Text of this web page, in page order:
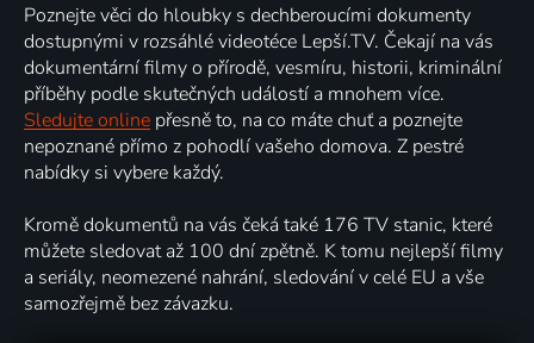
Poznejte věci do hloubky s dechberoucími dokumenty
dostupnými v rozsáhlé videotéce Lepší.TV. Čekají na vás
dokumentární filmy o přírodě, vesmíru, historii, kriminální
příběhy podle skutečných událostí a mnohem více.
Sledujte online přesně to, na co máte chuť a poznejte
nepoznané přímo z pohodlí vašeho domova. Z pestré
nabídky si vybere každý.
Kromě dokumentů na vás čeká také 176 TV stanic, které
můžete sledovat až 100 dní zpětně. K tomu nejlepší filmy
a seriály, neomezené nahrání, sledování v celé EU a vše
samozřejmě bez závazku.